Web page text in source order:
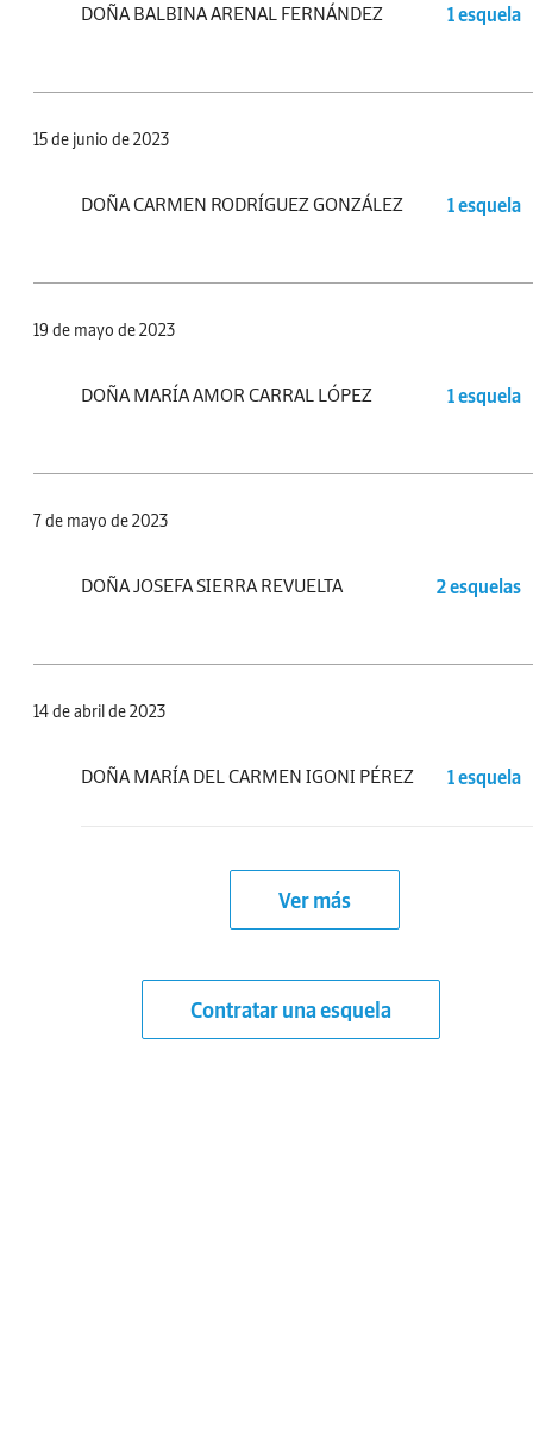
DOÑA BALBINA ARENAL FERNÁNDEZ 1 esquela
15 de junio de 2023
DOÑA CARMEN RODRÍGUEZ GONZÁLEZ 1 esquela
19 de mayo de 2023
DOÑA MARÍA AMOR CARRAL LÓPEZ 1 esquela
7 de mayo de 2023
DOÑA JOSEFA SIERRA REVUELTA 2 esquelas
14 de abril de 2023
DOÑA MARÍA DEL CARMEN IGONI PÉREZ 1 esquela
Ver más
Contratar una esquela